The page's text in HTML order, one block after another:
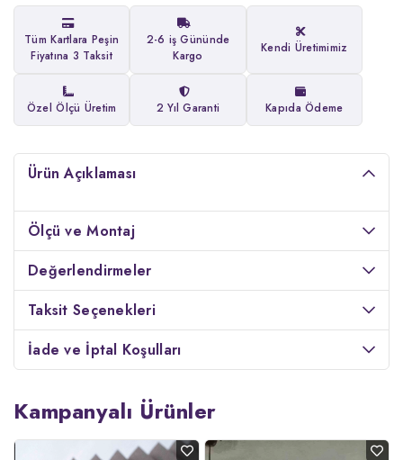
Tüm Kartlara Peşin
Fiyatına 3 Taksit
2-6 iş Gününde
Kargo
Kendi Üretimimiz
Özel Ölçü Üretim 2 Yıl Garanti Kapıda Ödeme
Ürün Açıklaması
Ölçü ve Montaj
Değerlendirmeler
Taksit Seçenekleri
İade ve İptal Koşulları
Kampanyalı Ürünler